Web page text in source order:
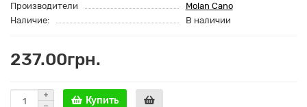
Производители
Molan Cano
Наличие:
В наличии
237.00грн.
Купить